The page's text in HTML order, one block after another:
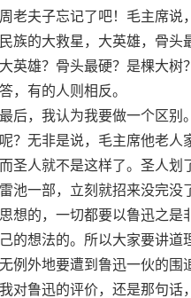
老夫子忘记了吧！毛主席说
族的大救星，大英雄，骨
英雄？骨头最硬？是棵大
，有的人则相反。
，我认为我要做一个区别。
？无非是说，毛主席他老
圣人就不是这样了。圣人
池一部，立刻就招来没完
想的，一切都要以鲁迅之
的想法的。所以大家要讲道
例外地要遭到鲁迅一伙的围
对鲁迅的评价，还是那句话